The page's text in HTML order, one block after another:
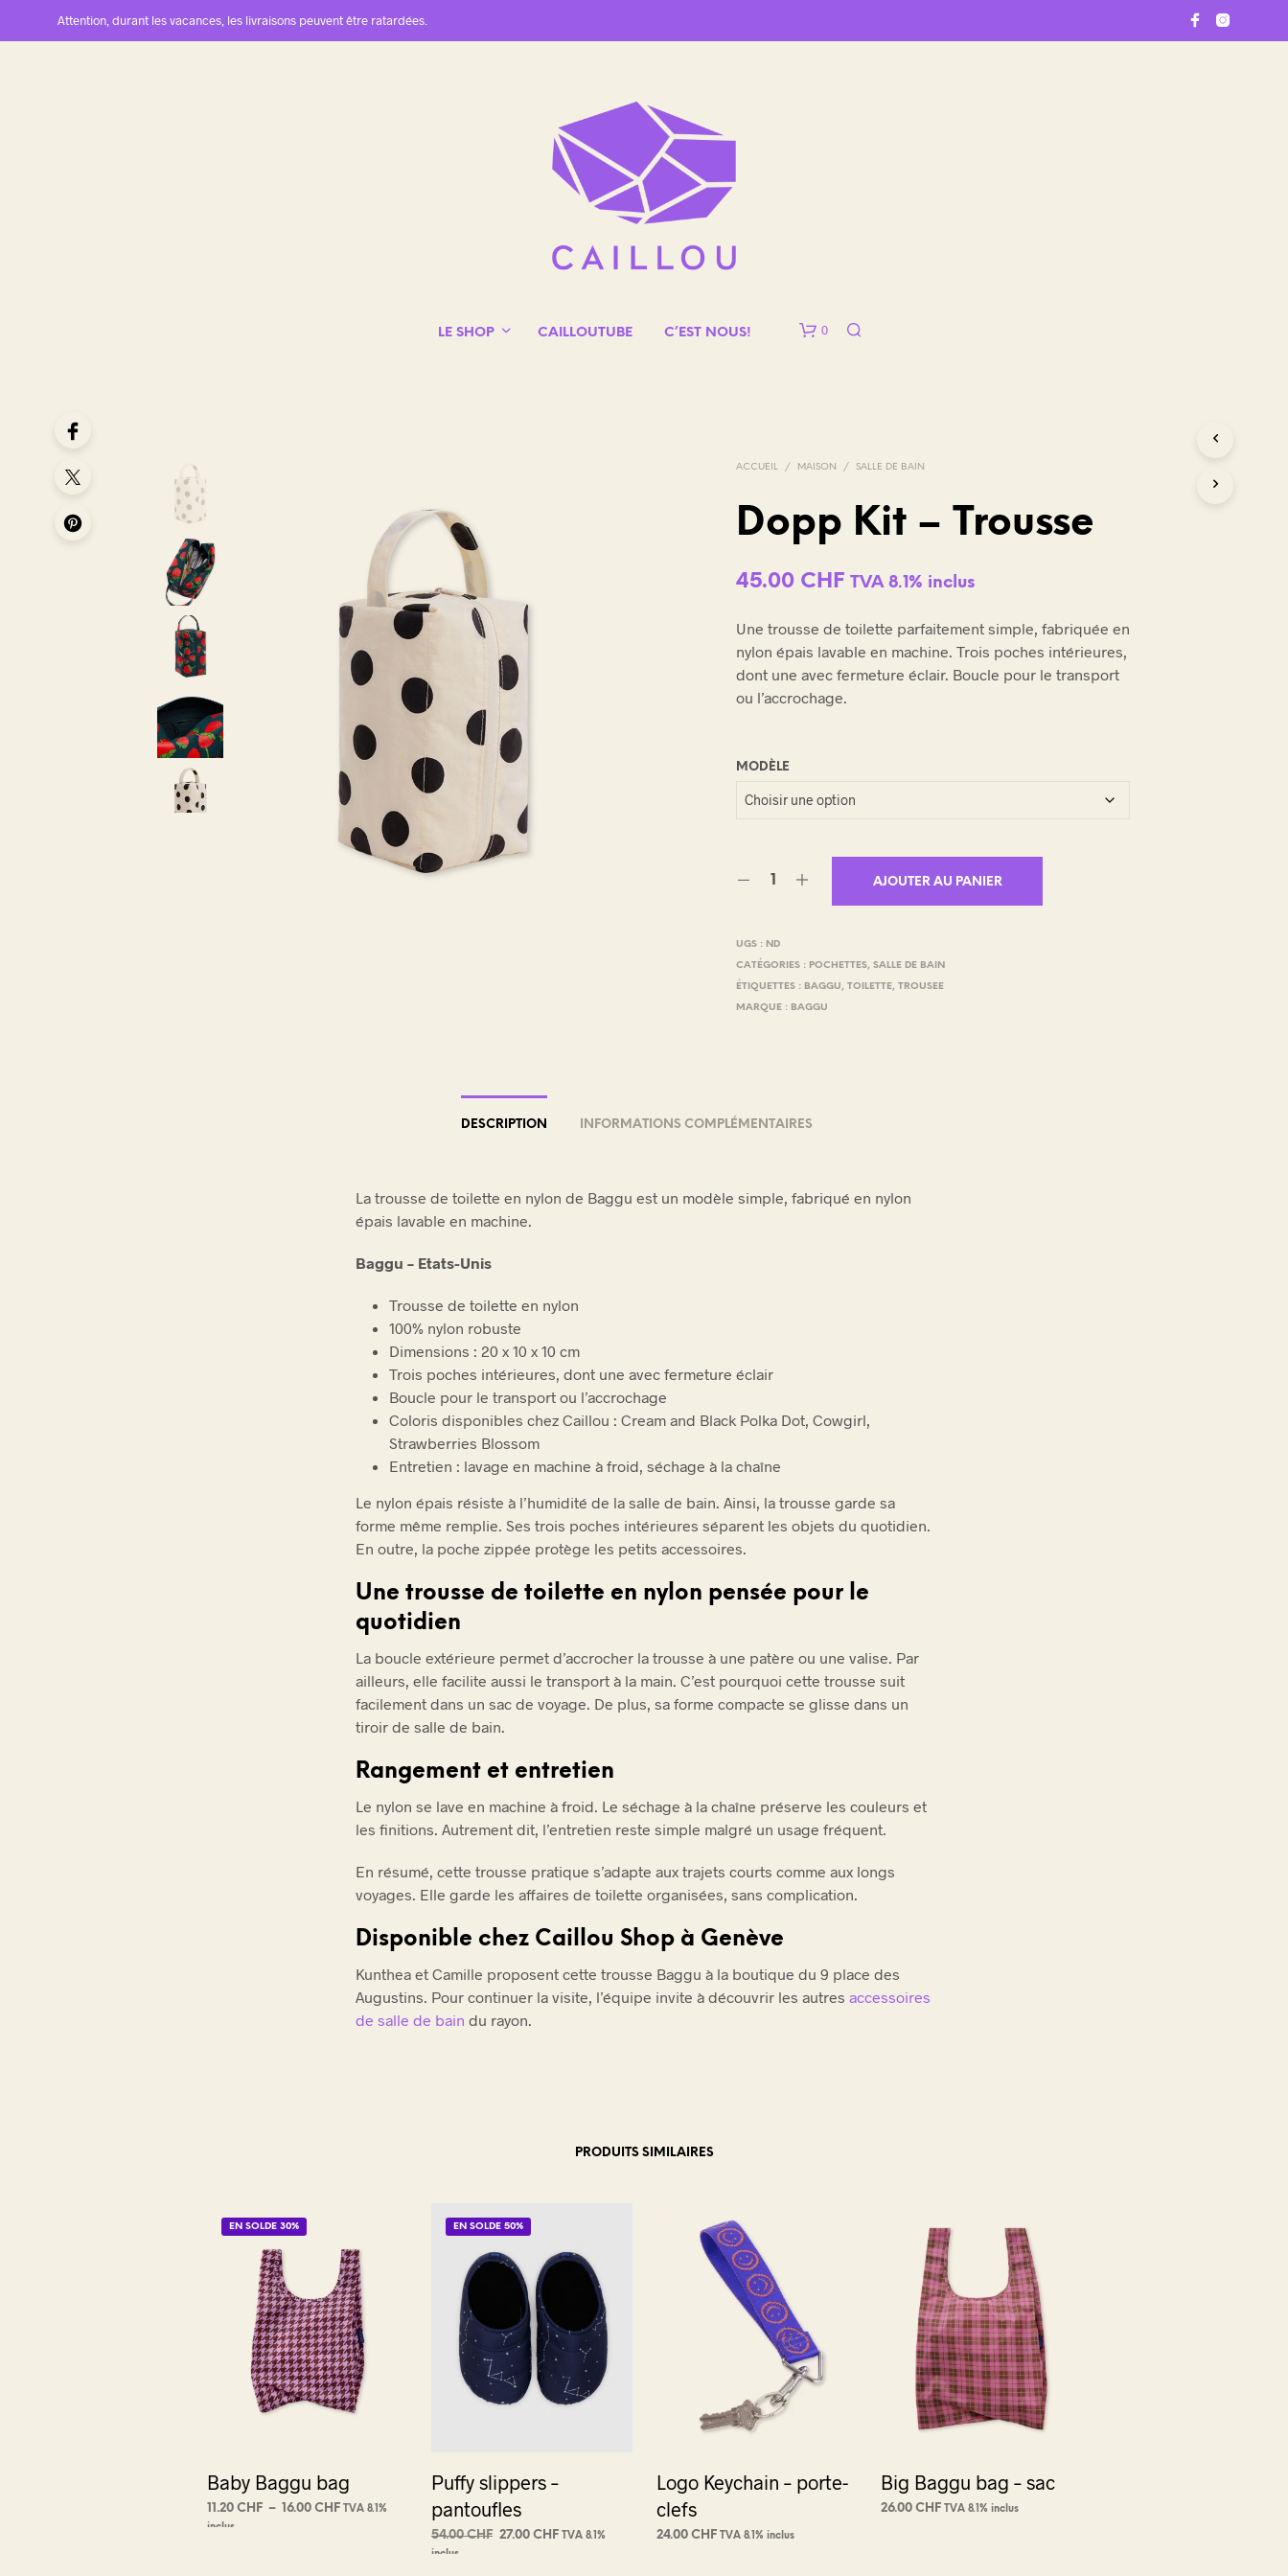
Attention, durant les vacances, les livraisons peuvent être ratardées.
LE SHOP CAILLOUTUBE C’EST NOUS! 0
O
E
P
T
ACCUEIL / MAISON / SALLE DE BAIN
Dopp Kit – Trousse
45.00 CHF TVA 8.1% inclus
Une trousse de toilette parfaitement simple, fabriquée en
nylon épais lavable en machine. Trois poches intérieures,
dont une avec fermeture éclair. Boucle pour le transport
ou l’accrochage.
MODÈLE
AJOUTER AU PANIER
UGS : ND
CATÉGORIES : POCHETTES,SALLE DE BAIN
ÉTIQUETTES : BAGGU,TOILETTE,TROUSEE
MARQUE : BAGGU
DESCRIPTION INFORMATIONS COMPLÉMENTAIRES
La trousse de toilette en nylon de Baggu est un modèle simple, fabriqué en nylon
épais lavable en machine.
Baggu – Etats-Unis
Trousse de toilette en nylon
100% nylon robuste
Dimensions : 20 x 10 x 10 cm
Trois poches intérieures, dont une avec fermeture éclair
Boucle pour le transport ou l’accrochage
Coloris disponibles chez Caillou : Cream and Black Polka Dot, Cowgirl,
Strawberries Blossom
Entretien : lavage en machine à froid, séchage à la chaîne
Le nylon épais résiste à l’humidité de la salle de bain. Ainsi, la trousse garde sa
forme même remplie. Ses trois poches intérieures séparent les objets du quotidien.
En outre, la poche zippée protège les petits accessoires.
Une trousse de toilette en nylon pensée pour le
quotidien
La boucle extérieure permet d’accrocher la trousse à une patère ou une valise. Par
ailleurs, elle facilite aussi le transport à la main. C’est pourquoi cette trousse suit
facilement dans un sac de voyage. De plus, sa forme compacte se glisse dans un
tiroir de salle de bain.
Rangement et entretien
Le nylon se lave en machine à froid. Le séchage à la chaîne préserve les couleurs et
les finitions. Autrement dit, l’entretien reste simple malgré un usage fréquent.
En résumé, cette trousse pratique s’adapte aux trajets courts comme aux longs
voyages. Elle garde les affaires de toilette organisées, sans complication.
Disponible chez Caillou Shop à Genève
Kunthea et Camille proposent cette trousse Baggu à la boutique du 9 place des
Augustins. Pour continuer la visite, l’équipe invite à découvrir les autres accessoires
de salle de bain du rayon.
PRODUITS SIMILAIRES
EN SOLDE 30%
Baby Baggu bag
11.20 CHF – 16.00 CHFPlage
TVA 8.1%
inclus
EN SOLDE 50%
Puffy slippers –
pantoufles
54.00CHF Le
27.00 CHFLeTVA 8.1%
inclus
Logo Keychain – porte-
clefs
24.00 CHF TVA 8.1% inclus
Big Baggu bag – sac
26.00 CHF TVA 8.1% inclus